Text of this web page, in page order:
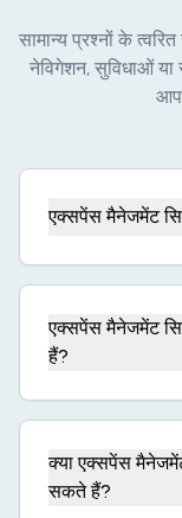
सामान्य प्रश्नों के
नेविगेशन, सुविधाओं या
एक्सपेंस मैनेजमेंट
एक्सपेंस मैनेजमेंट
हैं?
क्या एक्सपेंस
सकते हैं?